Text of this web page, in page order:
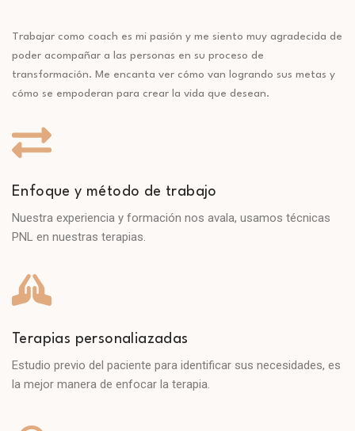
Trabajar como coach es mi pasión y me siento muy agradecida de
poder acompañar a las personas en su proceso de
transformación. Me encanta ver cómo van logrando sus metas y
cómo se empoderan para crear la vida que desean.
Enfoque y método de trabajo
Nuestra experiencia y formación nos avala, usamos técnicas
PNL en nuestras terapias.
Terapias personaliazadas
Estudio previo del paciente para identificar sus necesidades, es
la mejor manera de enfocar la terapia.